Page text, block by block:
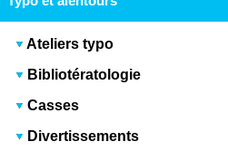
Ateliers typo
Bibliotératologie
Casses
Divertissements